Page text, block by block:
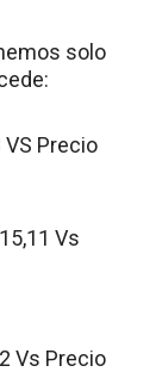
solo
Precio
Vs
Vs Precio